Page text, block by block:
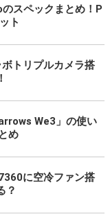
スペックまとめ！P
ト
トリプルカメラ搭
We3」の使い
め
に空冷ファン搭
？